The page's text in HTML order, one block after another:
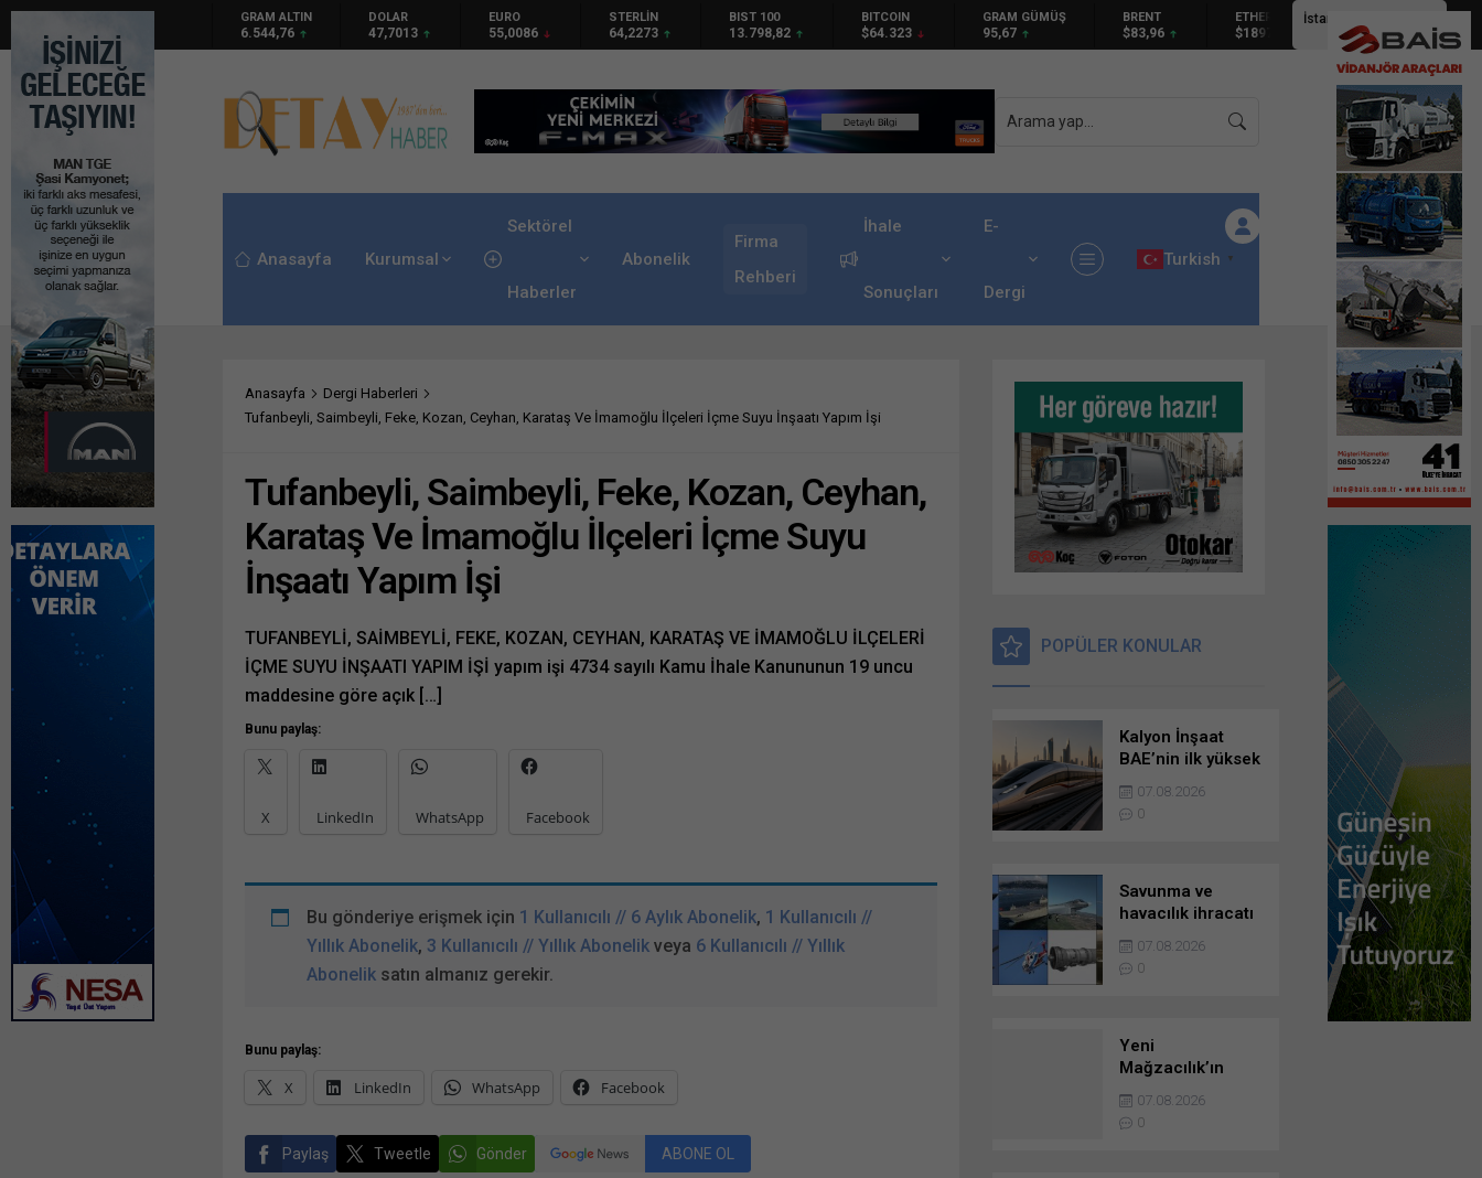
6.544,76
DOLAR
47,7013
EURO
55,0086
STERLİN
64,2273
BIST 100
13.798,82
BITCOIN
$64.323
GRAM GÜMÜŞ
95,67
BRENT
$83,96
ETHEREUM
$1897.87
İstanbul,
Açık
Anasayfa Kurumsal
Sektörel
Haberler
Abonelik
Firma
Rehberi
İhale
Sonuçları
E-
Dergi
Turkish ▼
Anasayfa
Dergi Haberleri
Tufanbeyli, Saimbeyli, Feke, Kozan, Ceyhan, Karataş Ve İmamoğlu İlçeleri İçme Suyu İnşaatı Yapım İşi
Tufanbeyli, Saimbeyli, Feke, Kozan, Ceyhan,
Karataş Ve İmamoğlu İlçeleri İçme Suyu
İnşaatı Yapım İşi
TUFANBEYLİ, SAİMBEYLİ, FEKE, KOZAN, CEYHAN, KARATAŞ VE İMAMOĞLU İLÇELERİ
İÇME SUYU İNŞAATI YAPIM İŞİ yapım işi 4734 sayılı Kamu İhale Kanununun 19 uncu
maddesine göre açık […]
Bunu paylaş:
X LinkedIn WhatsApp Facebook
Bu gönderiye erişmek için 1 Kullanıcılı // 6 Aylık Abonelik, 1 Kullanıcılı //
Yıllık Abonelik, 3 Kullanıcılı // Yıllık Abonelik veya 6 Kullanıcılı // Yıllık
Abonelik satın almanız gerekir.
Bunu paylaş:
X LinkedIn WhatsApp Facebook
Paylaş Tweetle Gönder ABONE OL
POPÜLER KONULAR
Kalyon İnşaat
BAE’nin ilk yüksek
hızlı demir yolu
hattının yapımına
başladı
07.08.2026
0
Savunma ve
havacılık ihracatı
11,2 milyar dolara
ulaştı
07.08.2026
0
Yeni
Mağzacılık’ın
Carrefour’u
devralmasına
Rekabet
07.08.2026
0